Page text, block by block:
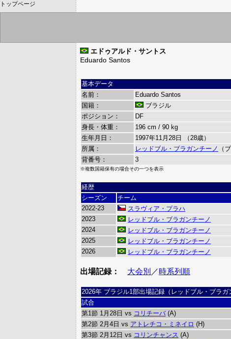
トップページ
エドゥアルド・サントス
Eduardo Santos
基本データ
名前：
Eduardo Santos
国籍：
ブラジル
ポジション：
DF
身長・体重：
196 cm / 90 kg
生年月日：
1997年11月28日 （28歳）
所属：
レッドブル・ブラガンチーノ
（
背番号：
3
※複数国籍保有の場合その一つを表示
経歴
シーズン
チーム
2022-23
スラヴィア・プラハ
2023
レッドブル・ブラガンチーノ
2024
レッドブル・ブラガンチーノ
2025
レッドブル・ブラガンチーノ
2026
レッドブル・ブラガンチーノ
出場記録： 大会別 ／時系列順
2026年 ブラジル1部出場記録（レッドブル・ブラガ
試合
第1節 1月28日 vs コリチーバ(A)
第2節 2月4日 vs アトレチコ・ミネイロ (H)
第3節 2月12日 vs コリンチャンス (A)